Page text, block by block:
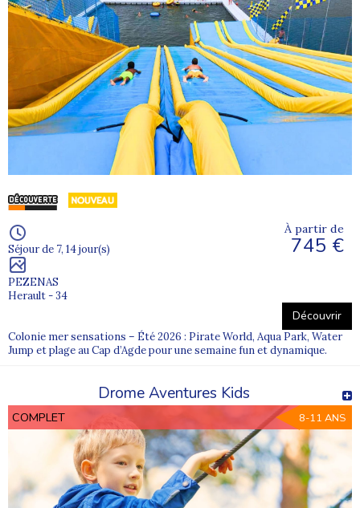
Séjour de 7, 14 jour(s)
PEZENAS
Herault - 34
À partir de
745 €
Découvrir
Colonie mer sensations – Été 2026 : Pirate World, Aqua Park, Water
Jump et plage au Cap d’Agde pour une semaine fun et dynamique.
Drome Aventures Kids
COMPLET 8-11 ANS